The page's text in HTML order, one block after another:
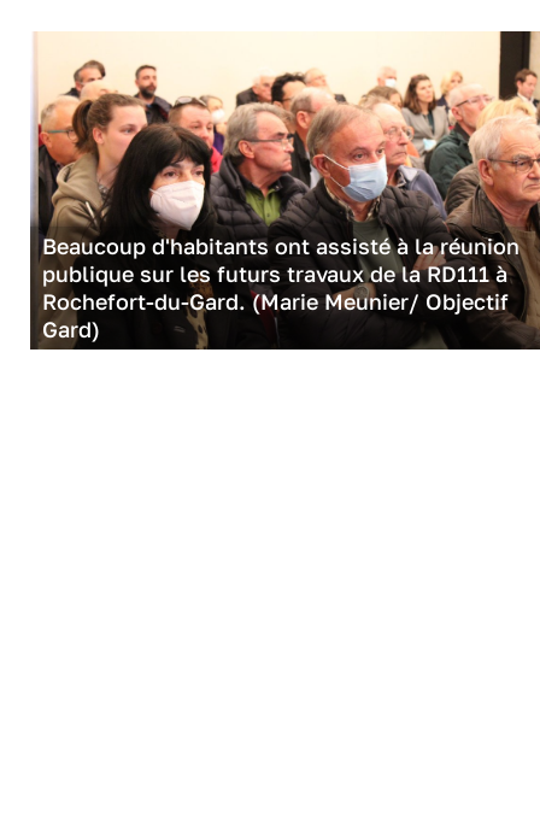
Beaucoup d'habitants ont assisté à la réunion
publique sur les futurs travaux de la RD111 à
Rochefort-du-Gard. (Marie Meunier/ Objectif
Gard)